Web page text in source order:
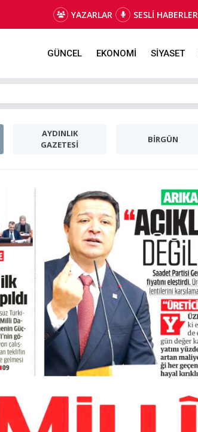
YAZARLAR SESLİ HABERLER
GÜNCEL EKONOMİ SİYASET
AYDINLIK
GAZETESİ
BİRGÜN